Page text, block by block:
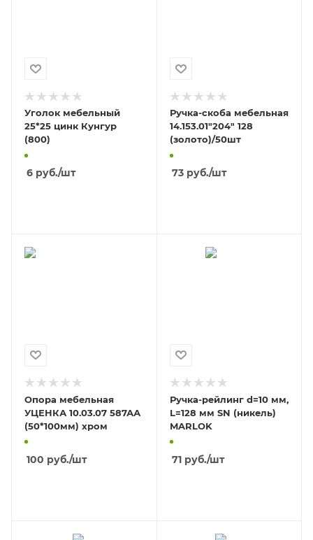
Уголок мебельный
25*25 цинк Кунгур
(800)
6 руб./шт
Ручка-скоба мебельная
14.153.01"204" 128
(золото)/50шт
73руб./шт
Опора мебельная
УЦЕНКА 10.03.07 587АА
(50*100мм) хром
100 руб./шт
Ручка-рейлинг d=10 мм,
L=128 мм SN (никель)
MARLOK
71руб./шт